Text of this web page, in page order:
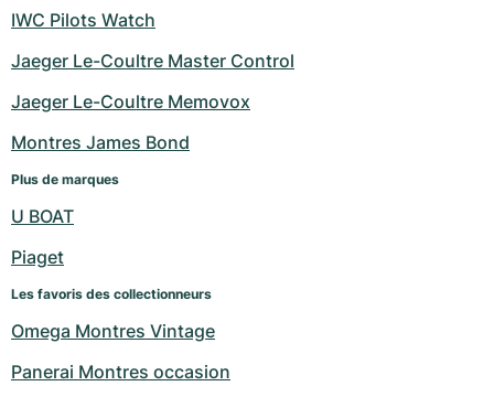
IWC Pilots Watch
Jaeger Le-Coultre Master Control
Jaeger Le-Coultre Memovox
Montres James Bond
Plus de marques
U BOAT
Piaget
Les favoris des collectionneurs
Omega Montres Vintage
Panerai Montres occasion